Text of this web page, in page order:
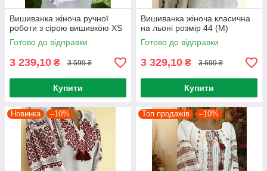
Вишиванка жіноча ручної
роботи з сірою вишивкою XS
Готово до відправки
3 239,10 ₴ 3 599 ₴
Купити
Вишиванка жіноча класична
на льоні розмір 44 (М)
Готово до відправки
3 329,10 ₴ 3 699 ₴
Купити
Новинка –10% Топ продажів –10%